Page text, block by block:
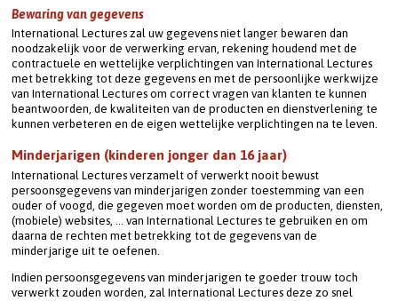
Bewaring van gegevens
International Lectures zal uw gegevens niet langer bewaren dan
noodzakelijk voor de verwerking ervan, rekening houdend met de
contractuele en wettelijke verplichtingen van International Lectures
met betrekking tot deze gegevens en met de persoonlijke werkwijze
van International Lectures om correct vragen van klanten te kunnen
beantwoorden, de kwaliteiten van de producten en dienstverlening te
kunnen verbeteren en de eigen wettelijke verplichtingen na te leven.
Minderjarigen (kinderen jonger dan 16 jaar)
International Lectures verzamelt of verwerkt nooit bewust
persoonsgegevens van minderjarigen zonder toestemming van een
ouder of voogd, die gegeven moet worden om de producten, diensten,
(mobiele) websites, … van International Lectures te gebruiken en om
daarna de rechten met betrekking tot de gegevens van de
minderjarige uit te oefenen.
Indien persoonsgegevens van minderjarigen te goeder trouw toch
verwerkt zouden worden, zal International Lectures deze zo snel